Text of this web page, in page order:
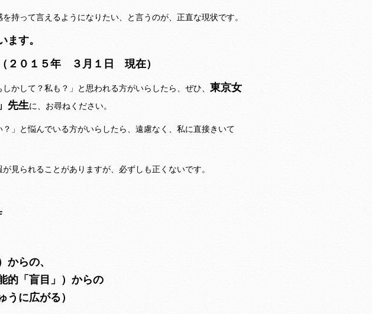
持って言えるようになりたい、と言うのが、正直な現状です。
す。
（２０１５年 ３月１日 現在）
かして？私も？」と思われる方がいらしたら、ぜひ、 東京女
先生に、お尋ねください。
」と悩んでいる方がいらしたら、遠慮なく、私に直接きいて
見られることがありますが、必ずしも正くないです。
らの、
的「盲目」）からの
に広がる）